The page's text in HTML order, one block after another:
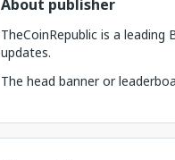
About publisher
TheCoinRepublic is a
updates.
The head banner or